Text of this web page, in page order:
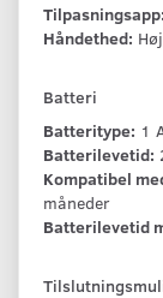
Tilpasningsapp:
Håndethed:
Batteri
Batteritype: 1
Batterilevetid:
Kompatibel
måneder
Batterilevetid